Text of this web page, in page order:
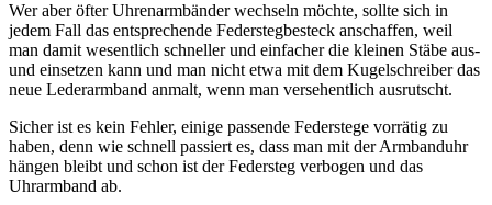
Wer aber öfter Uhrenarmbänder wechseln möchte, sollte sich in
jedem Fall das entsprechende Federstegbesteck anschaffen, weil
man damit wesentlich schneller und einfacher die kleinen Stäbe aus-
und einsetzen kann und man nicht etwa mit dem Kugelschreiber das
neue Lederarmband anmalt, wenn man versehentlich ausrutscht.
Sicher ist es kein Fehler, einige passende Federstege vorrätig zu
haben, denn wie schnell passiert es, dass man mit der Armbanduhr
hängen bleibt und schon ist der Federsteg verbogen und das
Uhrarmband ab.